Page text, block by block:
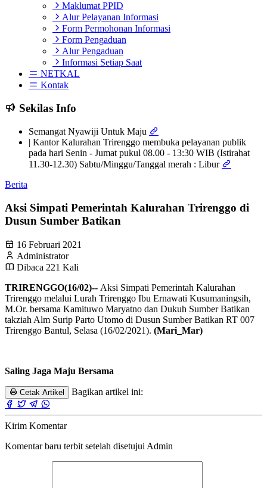
Maklumat PPID
Alur Pelayanan Informasi
Form Permohonan Informasi
Form Pengaduan
Alur Pengaduan
Informasi Setiap Saat
NETKAL
Kontak
Sekilas Info
Semangat Nyawiji Untuk Maju
| Kantor Kalurahan Trirenggo membuka pelayanan publik
pada hari Senin - Jumat pukul 08.00 - 13:30 WIB (Istirahat
11.30-12.30) Sabtu/Minggu/Tanggal merah : Libur
Berita
Aksi Simpati Pemerintah Kalurahan Trirenggo di
Dusun Sumber Batikan
16 Februari 2021
Administrator
Dibaca 221 Kali
TRIRENGGO(16/02)-- Aksi Simpati Pemerintah Kalurahan
Trirenggo melalui Lurah Trirenggo Ibu Ernawati Kusumaningsih,
M.Or. bersama Kamituwo Maryatno dan Dukuh Sumber Batikan
takziah Alm Surip Parto Utomo di Dusun Sumber Batikan RT 007
Trirenggo Bantul, Selasa (16/02/2021). (Mari_Mar)
Saling Jaga Maju Bersama
Cetak Artikel Bagikan artikel ini:
Kirim Komentar
Komentar baru terbit setelah disetujui Admin